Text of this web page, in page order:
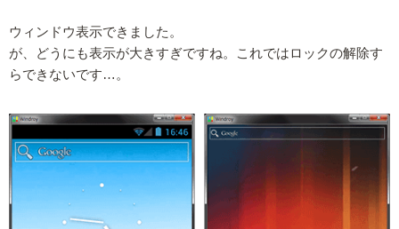
ウィンドウ表示できました。
が、どうにも表示が大きすぎですね。これではロックの解除す
らできないです…。